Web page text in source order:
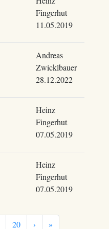
Fingerhut
11.05.2019
Andreas
Zwicklbauer
28.12.2022
Heinz
Fingerhut
07.05.2019
Heinz
Fingerhut
07.05.2019
20 › »